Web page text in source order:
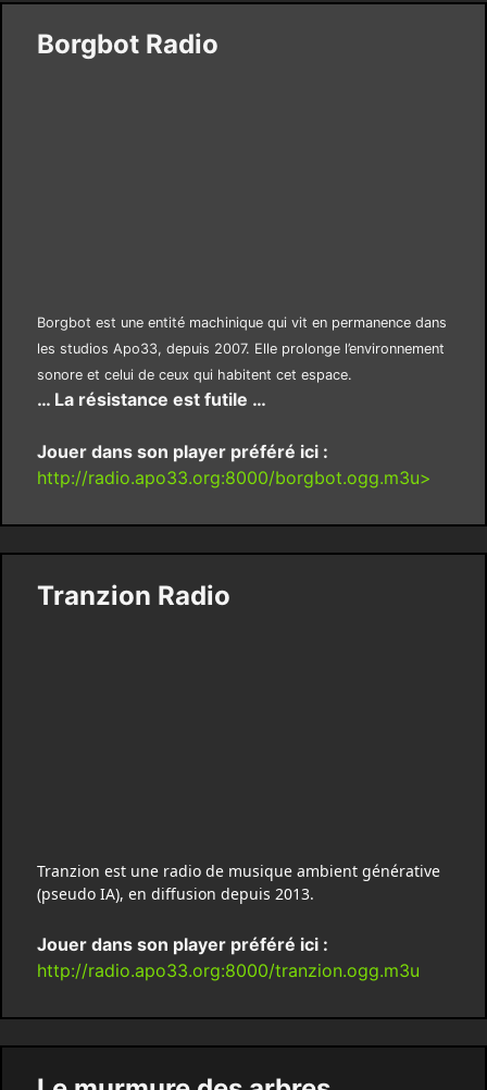
Borgbot Radio
Borgbot est une entité machinique qui vit en permanence dans
les studios Apo33, depuis 2007. Elle prolonge l’environnement
sonore et celui de ceux qui habitent cet espace.
… La résistance est futile …
Jouer dans son player préféré ici :
http://radio.apo33.org:8000/borgbot.ogg.m3u>
Tranzion Radio
Tranzion est une radio de musique ambient générative
(pseudo IA), en diffusion depuis 2013.
Jouer dans son player préféré ici :
http://radio.apo33.org:8000/tranzion.ogg.m3u